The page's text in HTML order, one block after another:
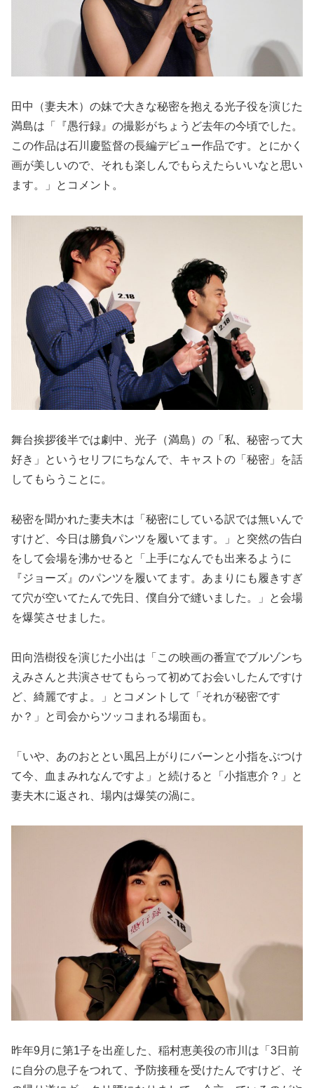
田中（妻夫木）の妹で大きな秘密を抱える光子役を演じた
満島は「『愚行録』の撮影がちょうど去年の今頃でした。
この作品は石川慶監督の長編デビュー作品です。とにかく
画が美しいので、それも楽しんでもらえたらいいなと思い
ます。」とコメント。
舞台挨拶後半では劇中、光子（満島）の「私、秘密って大
好き」というセリフにちなんで、キャストの「秘密」を話
してもらうことに。
秘密を聞かれた妻夫木は「秘密にしている訳では無いんで
すけど、今日は勝負パンツを履いてます。」と突然の告白
をして会場を沸かせると「上手になんでも出来るように
『ジョーズ』のパンツを履いてます。あまりにも履きすぎ
て穴が空いてたんで先日、僕自分で縫いました。」と会場
を爆笑させました。
田向浩樹役を演じた小出は「この映画の番宣でブルゾンち
えみさんと共演させてもらって初めてお会いしたんですけ
ど、綺麗ですよ。」とコメントして「それが秘密です
か？」と司会からツッコまれる場面も。
「いや、あのおととい風呂上がりにバーンと小指をぶつけ
て今、血まみれなんですよ」と続けると「小指恵介？」と
妻夫木に返され、場内は爆笑の渦に。
昨年9月に第1子を出産した、稲村恵美役の市川は「3日前
に自分の息子をつれて、予防接種を受けたんですけど、そ